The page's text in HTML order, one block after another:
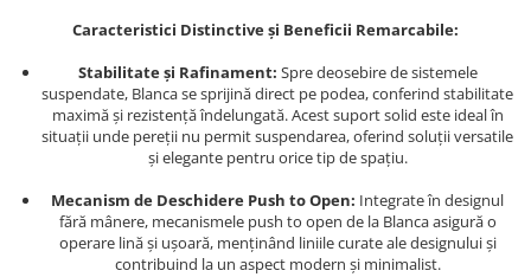
Caracteristici Distinctive și Beneficii Remarcabile:
Stabilitate și Rafinament: Spre deosebire de sistemele
suspendate, Blanca se sprijină direct pe podea, conferind stabilitate
maximă și rezistență îndelungată. Acest suport solid este ideal în
situații unde pereții nu permit suspendarea, oferind soluții versatile
și elegante pentru orice tip de spațiu.
Mecanism de Deschidere Push to Open: Integrate în designul
fără mânere, mecanismele push to open de la Blanca asigură o
operare lină și ușoară, menținând liniile curate ale designului și
contribuind la un aspect modern și minimalist.